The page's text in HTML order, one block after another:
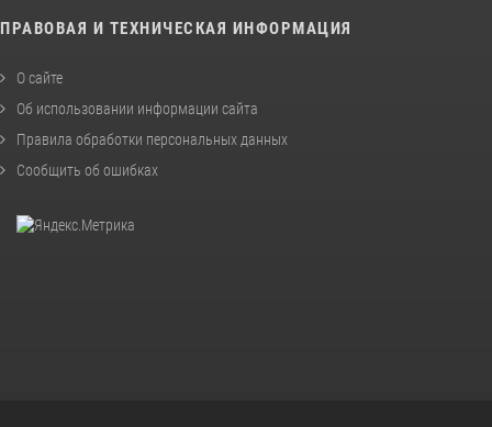
ПРАВОВАЯ И ТЕХНИЧЕСКАЯ ИНФОРМАЦИЯ
О сайте
Об использовании информации сайта
Правила обработки персональных данных
Сообщить об ошибках